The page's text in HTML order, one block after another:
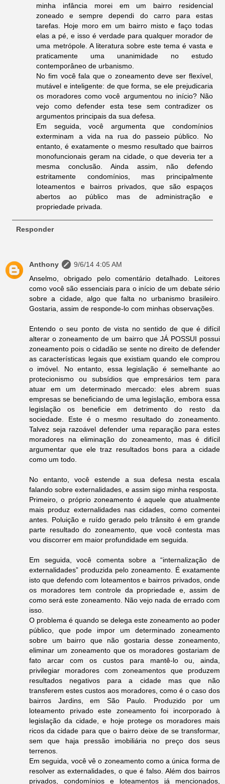
minha infância morei em um bairro residencial
zoneado e sempre dependi do carro para estas
tarefas. Hoje moro em um bairro misto e faço todas
elas a pé, e isso é verdade para qualquer morador de
uma metrópole. A literatura sobre este tema é vasta e
praticamente uma unanimidade no estudo
contemporâneo de urbanismo.
No fim você fala que o zoneamento deve ser flexível,
mutável e inteligente: de que forma, se ele prejudicaria
os moradores como você argumentou no início? Não
vejo como defender esta tese sem contradizer os
argumentos principais da sua defesa.
Em seguida, você argumenta que condomínios
exterminam a vida na rua do passeio público. No
entanto, é exatamente o mesmo resultado que bairros
monofuncionais geram na cidade, o que deveria ter a
mesma conclusão. Ainda assim, não defendo
estritamente condomínios, mas principalmente
loteamentos e bairros privados, que são espaços
abertos ao público mas de administração e
propriedade privada.
Responder
Anthony
9/6/14 4:05 AM
Anselmo, obrigado pelo comentário detalhado. Leitores
como você são essenciais para o início de um debate sério
sobre a cidade, algo que falta no urbanismo brasileiro.
Gostaria, assim de responde-lo com minhas observações.
Entendo o seu ponto de vista no sentido de que é difícil
alterar o zoneamento de um bairro que JÁ POSSUI possui
zoneamento pois o cidadão se sente no direito de defender
as características legais que existiam quando ele comprou
o imóvel. No entanto, essa legislação é semelhante ao
protecionismo ou subsídios que empresários tem para
atuar em um determinado mercado: eles abrem suas
empresas se beneficiando de uma legislação, embora essa
legislação os beneficie em detrimento do resto da
sociedade. Este é o mesmo resultado do zoneamento.
Talvez seja razoável defender uma reparação para estes
moradores na eliminação do zoneamento, mas é difícil
argumentar que ele traz resultados bons para a cidade
como um todo.
No entanto, você estende a sua defesa nesta escala
falando sobre externalidades, e assim sigo minha resposta.
Primeiro, o próprio zoneamento é aquele que atualmente
mais produz externalidades nas cidades, como comentei
antes. Poluição e ruído gerado pelo trânsito é em grande
parte resultado do zoneamento, que você contesta mas
vou discorrer em maior profundidade em seguida.
Em seguida, você comenta sobre a “internalização de
externalidades” produzida pelo zoneamento. É exatamente
isto que defendo com loteamentos e bairros privados, onde
os moradores tem controle da propriedade e, assim de
como será este zoneamento. Não vejo nada de errado com
isso.
O problema é quando se delega este zoneamento ao poder
público, que pode impor um determinado zoneamento
sobre um bairro que não gostaria desse zoneamento,
eliminar um zoneamento que os moradores gostariam de
fato arcar com os custos para mantê-lo ou, ainda,
privilegiar moradores com zoneamentos que produzem
resultados negativos para a cidade mas que não
transferem estes custos aos moradores, como é o caso dos
bairros Jardins, em São Paulo. Produzido por um
loteamento privado este zoneamento foi incorporado à
legislação da cidade, e hoje protege os moradores mais
ricos da cidade para que o bairro deixe de se transformar,
sem que haja pressão imobiliária no preço dos seus
terrenos.
Em seguida, você vê o zoneamento como a única forma de
resolver as externalidades, o que é falso. Além dos bairros
privados, condomínios e loteamentos já mencionados,